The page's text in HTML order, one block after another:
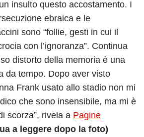
insulto questo accostamento. I
ebraica e le
sono “follie, gesti in cui il
con l’ignoranza”. Continua
distorto della memoria è una
da tempo. Dopo aver visto
Frank usato allo stadio non mi
che sono insensibile, ma mi è
scorza”, rivela a Pagine
a leggere dopo la foto)